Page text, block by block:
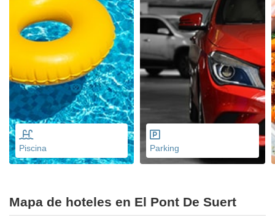
Piscina Parking
Mapa de hoteles en El Pont De Suert